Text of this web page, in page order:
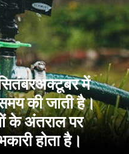
में
की जाती है।
के अंतराल पर
होता है।